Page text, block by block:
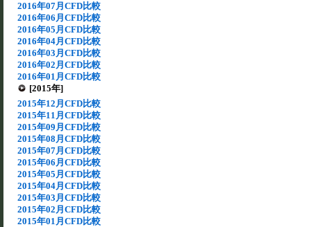
2016年07月CFD比較
2016年06月CFD比較
2016年05月CFD比較
2016年04月CFD比較
2016年03月CFD比較
2016年02月CFD比較
2016年01月CFD比較
[2015年]
2015年12月CFD比較
2015年11月CFD比較
2015年09月CFD比較
2015年08月CFD比較
2015年07月CFD比較
2015年06月CFD比較
2015年05月CFD比較
2015年04月CFD比較
2015年03月CFD比較
2015年02月CFD比較
2015年01月CFD比較